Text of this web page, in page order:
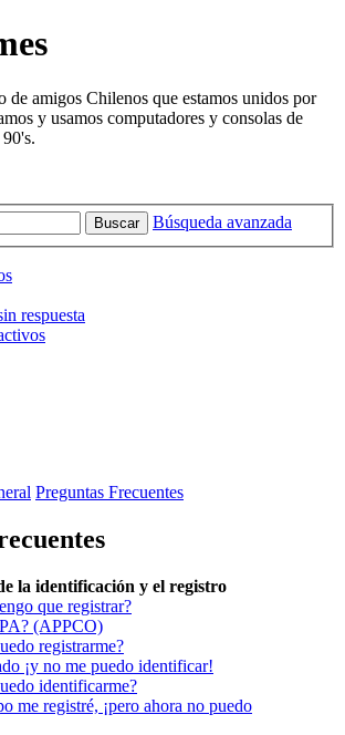
de amigos Chilenos que estamos unidos por
y usamos computadores y consolas de
Buscar Búsqueda avanzada
respuesta
Preguntas Frecuentes
la identificación y el registro
que registrar?
(APPCO)
registrarme?
¡y no me puedo identificar!
identificarme?
me registré, ¡pero ahora no puedo